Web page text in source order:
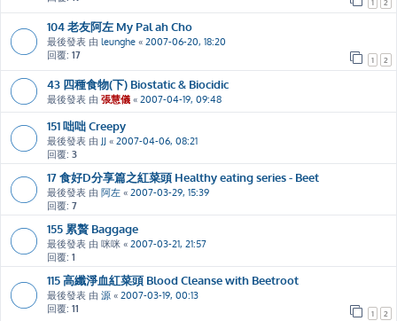
1 2
104 老友阿左 My Pal ah Cho
最後發表 由 leunghe « 2007-06-20, 18:20
回覆: 17 1 2
43 四種食物(下) Biostatic & Biocidic
最後發表 由 張慧儀 « 2007-04-19, 09:48
151 咄咄 Creepy
最後發表 由 JJ « 2007-04-06, 08:21
回覆: 3
17 食好D分享篇之紅菜頭 Healthy eating series - Beet
最後發表 由 阿左 « 2007-03-29, 15:39
回覆: 7
155 累贅 Baggage
最後發表 由 咪咪 « 2007-03-21, 21:57
回覆: 1
115 高纖淨血紅菜頭 Blood Cleanse with Beetroot
最後發表 由 源 « 2007-03-19, 00:13
回覆: 11 1 2